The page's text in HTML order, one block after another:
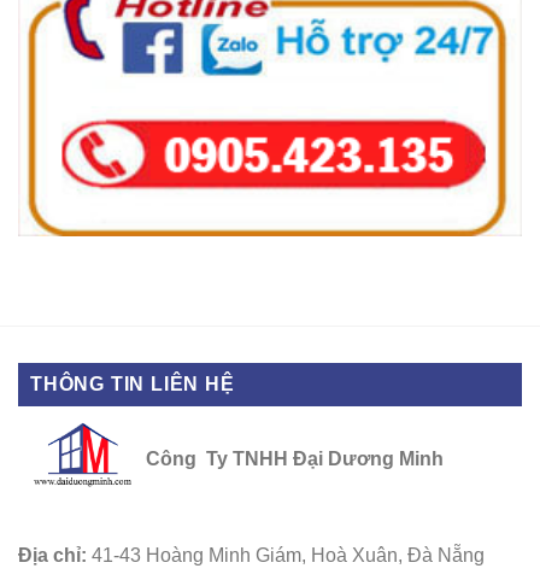
THÔNG TIN LIÊN HỆ
Công Ty TNHH Đại Dương Minh
Địa chỉ: 41-43 Hoàng Minh Giám, Hoà Xuân, Đà Nẵng